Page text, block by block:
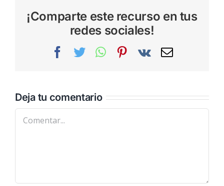
¡Comparte este recurso en tus
redes sociales!
Facebook
TwitterWhatsAppPinterest
Vk
Correo
Deja tu comentario
Comentar